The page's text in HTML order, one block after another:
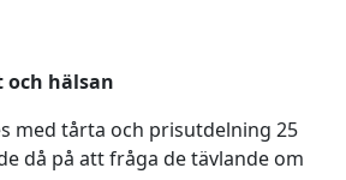
hälsan
med tårta och prisutdelning 25
då på att fråga de tävlande om